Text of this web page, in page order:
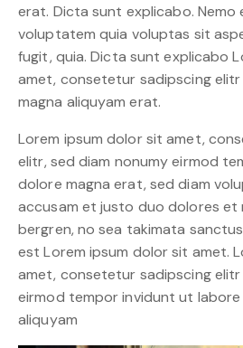
erat. Dicta sunt explicabo. Nemo
voluptatem quia voluptas sit
fugit, quia. Dicta sunt explicabo
amet, consetetur sadipscing
magna aliquyam erat.
Lorem ipsum dolor sit amet,
elitr, sed diam nonumy eirmod
dolore magna erat, sed diam
accusam et justo duo dolores et
bergren, no sea takimata
est Lorem ipsum dolor sit amet.
amet, consetetur sadipscing
eirmod tempor invidunt ut
aliquyam